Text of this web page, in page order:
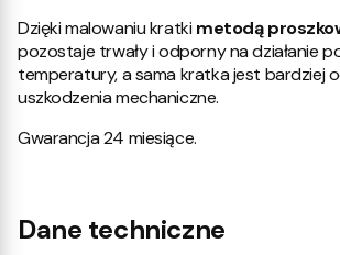
Dzięki malowaniu kratki metodą
pozostaje trwały i odporny na działanie
temperatury, a sama kratka jest bardziej
uszkodzenia mechaniczne.
Gwarancja 24 miesiące.
Dane techniczne